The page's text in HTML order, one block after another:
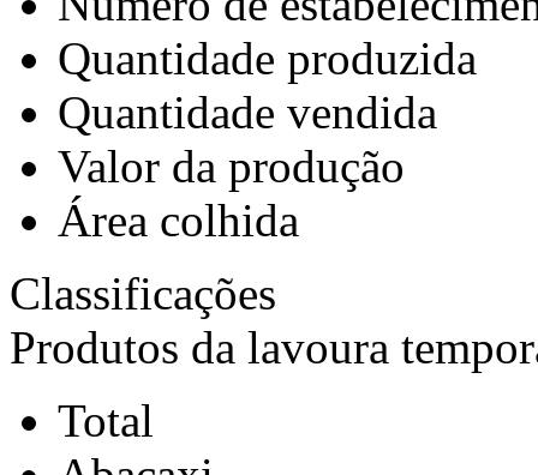
Quantidade produzida
Quantidade vendida
Valor da produção
Área colhida
Classificações
Produtos da lavoura
Total